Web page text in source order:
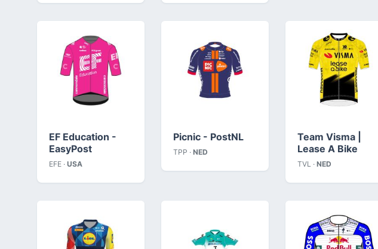
EF Education -
EasyPost
EFE · USA
Picnic - PostNL
TPP · NED
Team Visma |
Lease A Bike
TVL · NED